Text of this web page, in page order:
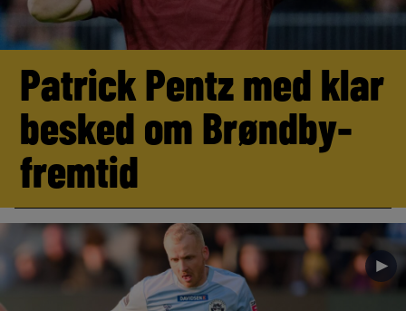
Patrick Pentz med klar
besked om Brøndby-
fremtid
►